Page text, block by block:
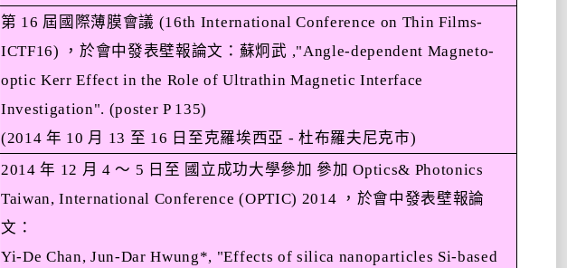
第 16 屆國際薄膜會議 (16th International Conference on Thin Films-
ICTF16)
，於會中發表壁報論文：蘇炯武 ,"Angle-dependent Magneto-
optic Kerr Effect in the Role of Ultrathin Magnetic Interface
Investigation". (poster P 135)
(2014年 10 月 13 至 16 日至克羅埃西亞 - 杜布羅夫尼克市)
2014年 12 月 4～ 5 日至 國立成功大學參加 參加 Optics& Photonics
Taiwan, International Conference (OPTIC) 2014 ，於會中發表壁報論
文：
Yi-De Chan, Jun-Dar Hwung*, "Effects of silica nanoparticles Si-based